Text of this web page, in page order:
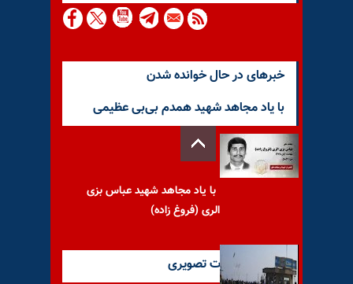
خبرهای در حال خوانده شدن
با یاد مجاهد شهید همدم بی‌بی عظیمی
با یاد مجاهد شهید عباس بزی
الری (فروغ زاده)
آخرین گزارشات تصویری